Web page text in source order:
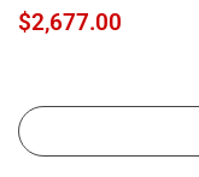
$2,677.00